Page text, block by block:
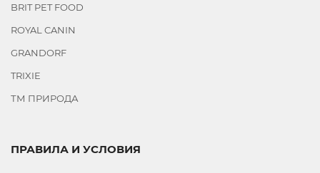
BRIT PET FOOD
ROYAL CANIN
GRANDORF
TRIXIE
ТМ ПРИРОДА
ПРАВИЛА И УСЛОВИЯ